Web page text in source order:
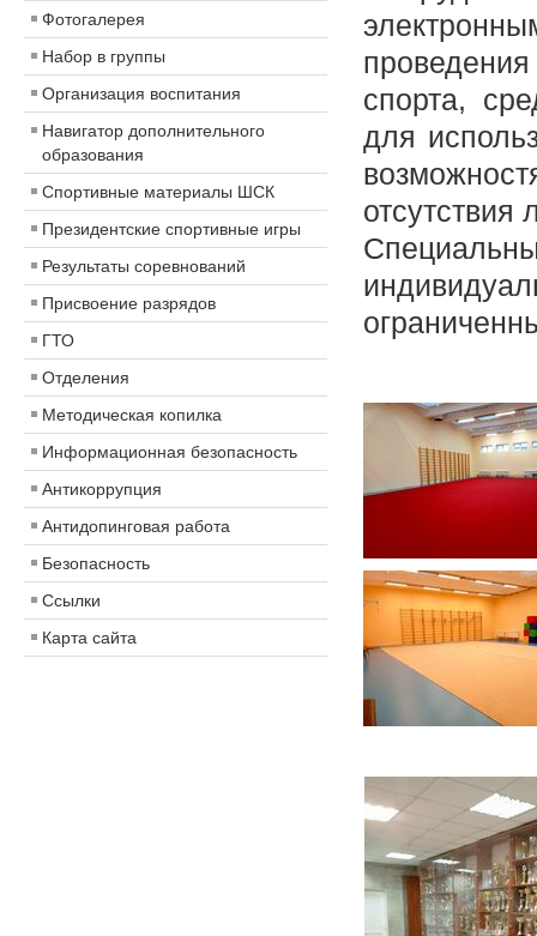
Фотогалерея
Набор в группы
Организация воспитания
Навигатор дополнительного
образования
Спортивные материалы ШСК
Президентские спортивные игры
Результаты соревнований
Присвоение разрядов
ГТО
Отделения
Методическая копилка
Информационная безопасность
Антикоррупция
Антидопинговая работа
Безопасность
Ссылки
Карта сайта
спорта,
для
отсутствия